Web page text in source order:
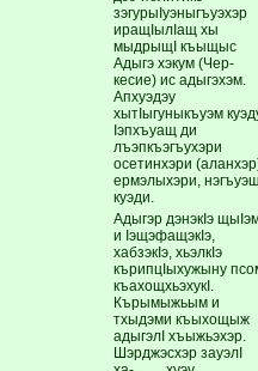
зэгурыIуэныгъуэхэр
иращIылIащ хы
мыдрыщI къыщыс
Адыгэ хэкум (Чер-
кесие) ис адыгэхэм.
Апхуэдэу
хытIыгуныкъуэм
Iэпхъуащ ди
лъэпкъэгъухэри
осетинхэри
ермэлыхэри,
куэди.
Адыгэр дэнэкIэ
и IэщэфащэкIэ,
хабзэкIэ, хьэлкIэ
кърипцIыхужыну
къахощхьэхукI.
Кърымыжьым и
тхыдэми къыхощыж
адыгэлI хъыжьэхэр.
Шэрджэсхэр зауэлI